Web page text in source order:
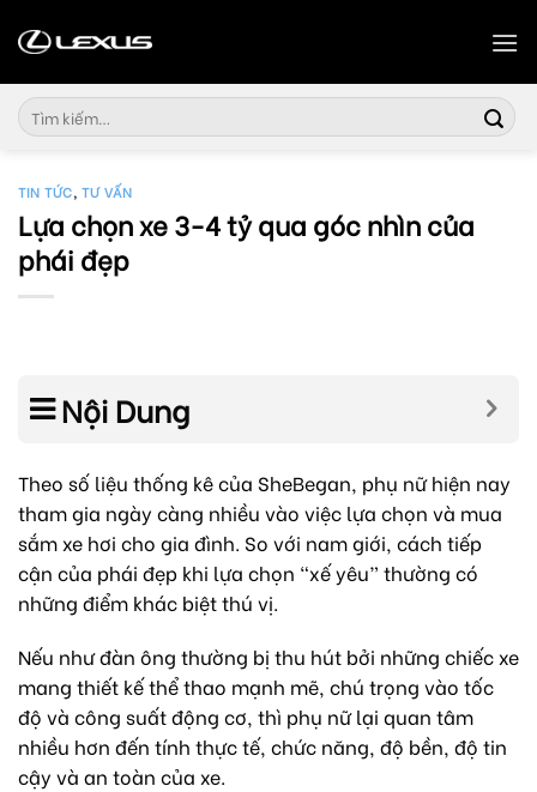
Tìm
kiếm:
TIN TỨC,TƯ VẤN
Lựa chọn xe 3-4 tỷ qua góc nhìn của
phái đẹp
Nội Dung
Theo số liệu thống kê của SheBegan, phụ nữ hiện nay
tham gia ngày càng nhiều vào việc lựa chọn và mua
sắm xe hơi cho gia đình. So với nam giới, cách tiếp
cận của phái đẹp khi lựa chọn “xế yêu” thường có
những điểm khác biệt thú vị.
Nếu như đàn ông thường bị thu hút bởi những chiếc xe
mang thiết kế thể thao mạnh mẽ, chú trọng vào tốc
độ và công suất động cơ, thì phụ nữ lại quan tâm
nhiều hơn đến tính thực tế, chức năng, độ bền, độ tin
cậy và an toàn của xe.